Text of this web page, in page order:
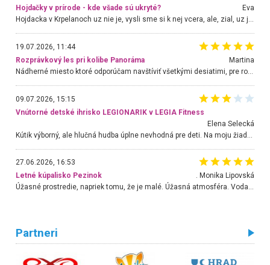
Hojdačky v prírode - kde všade sú ukryté?
Eva
Hojdacka v Krpelanoch uz nie je, vysli sme si k nej vcera, ale, zial, uz je znicena. Ak sem planujete cestu len kvoli hojdacke, mozete si ju usetrit. Krasny vyhlad je tu vsak aj bez hojdacky :-)
19.07.2026, 11:44
Rozprávkový les pri kolibe Panoráma
Martina
Nádherné miesto ktoré odporúčam navštíviť všetkými desiatimi, pre rodiny s deťmi, dôchodcom... Proste a jednoducho ozaj rozprávkový les.. určite ešte prídeme. Odniesli sme si na pamiatku krásne tričká,
09.07.2026, 15:15
Vnútorné detské ihrisko LEGIONARIK v LEGIA Fitness
Elena Selecká
27.06.2026, 16:53
Letné kúpalisko Pezinok
. Monika Lipovská
Úžasné prostredie, napriek tomu, že je malé. Úžasná atmosféra. Voda fantastická a nádherná. Ľudí je pomerne veľa, ale su mili a ohľaduplní. Je veľmi zaujímavé sledovať, ako dokážu spolu športovať cudzí ľudia a bez ohľadu na vek. Vládne tu pohoda. Vnuka neviem dostať z vody. Ďakujem za krásny deň . Urcite sa sem vrátim. Jediný problém je s parkovaním, ale aj ten sa mi podarilo vyriešiť. Monika Bratislava
Partneri